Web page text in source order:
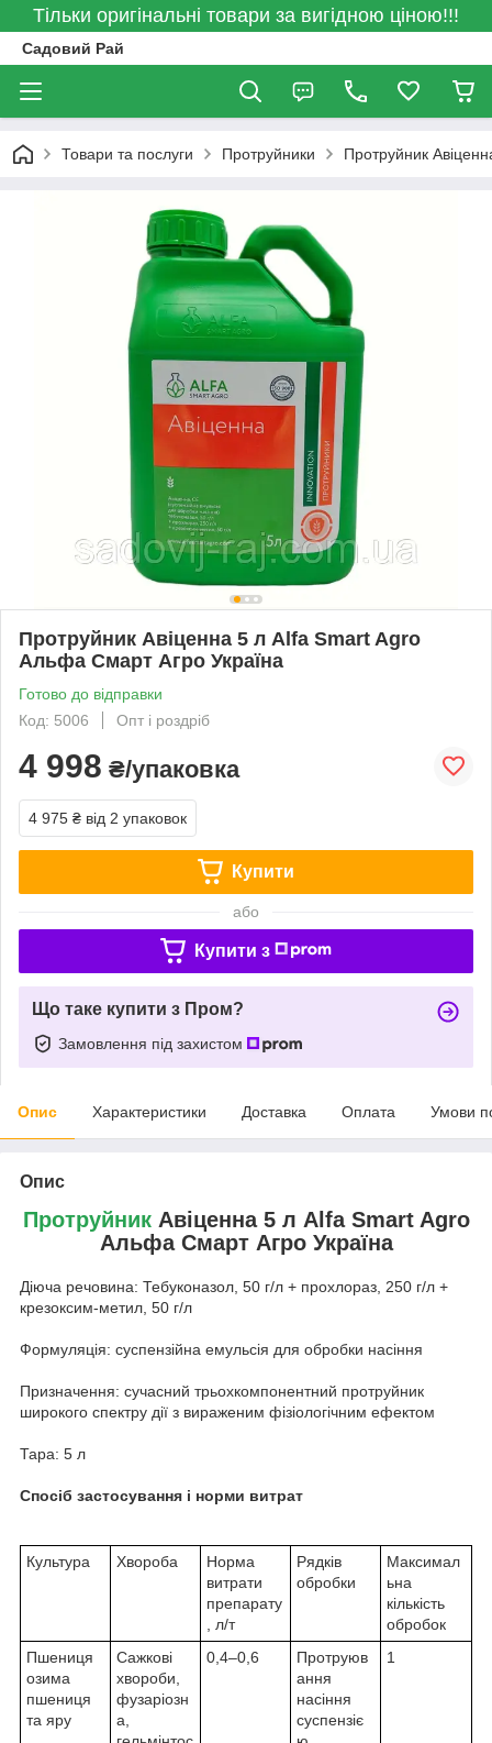
Тільки оригінальні товари за вигідною ціною!!!
Садовий Рай
Товари та послуги Протруйники Протруйник
Протруйник Авіценна 5 л Alfa Smart Agro
Альфа Смарт Агро Україна
Готово до відправки
Код: 5006
Опт і роздріб
4 998 ₴/упаковка
4 975 ₴ від 2 упаковок
Купити
або
Купити з
Що таке купити з Пром?
Замовлення під захистом
Опис Характеристики Доставка Оплата Умови
Опис
ПротруйникАвіценна 5 л Alfa Smart Agro
Альфа Смарт Агро Україна
Діюча речовина: Тебуконазол, 50 г/л + прохлораз, 250 г/л +
крезоксим-метил, 50 г/л
Формуляція: суспензійна емульсія для обробки насіння
Призначення: сучасний трьохкомпонентний протруйник
широкого спектру дії з вираженим фізіологічним ефектом
Тара: 5 л
Спосіб застосування і норми витрат
Культура Хвороба
Норма
витрати
препарату
, л/т
Рядків
обробки
Максимал
ьна
кількість
обробок
Пшениця
озима
пшениця
та яру
Сажкові
хвороби,
фузаріозн
а,
0,4–0,6
Протруюв
ання
насіння
суспензіє
1